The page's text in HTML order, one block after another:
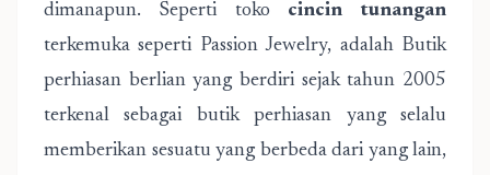
dimanapun. Seperti toko cincin tunangan
terkemuka seperti Passion Jewelry, adalah Butik
perhiasan berlian yang berdiri sejak tahun 2005
terkenal sebagai butik perhiasan yang selalu
memberikan sesuatu yang berbeda dari yang lain,